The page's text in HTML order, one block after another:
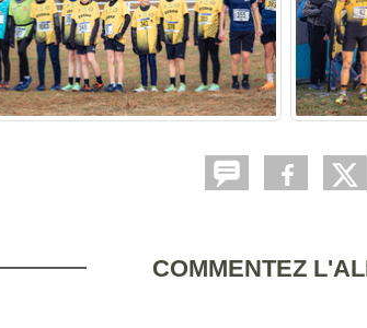
COMMENTEZ